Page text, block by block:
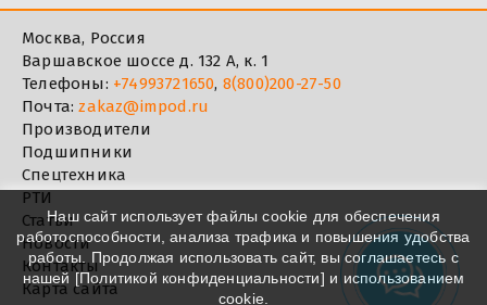
Москва, Россия
Варшавское шоссе д. 132 А, к. 1
Телефоны: +74993721650, 8(800)200-27-50
Почта:zakaz@impod.ru
Производители
Подшипники
Спецтехника
РТИ
Статьи
Новости
Контакты
Карта сайта
Наш сайт использует файлы cookie для обеспечения
работоспособности, анализа трафика и повышения удобства
работы. Продолжая использовать сайт, вы соглашаетесь с
нашей [Политикой конфиденциальности] и использованием
cookie.